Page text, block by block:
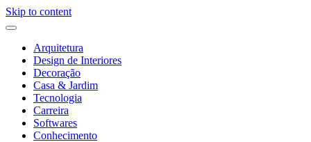
Skip to content
Arquitetura
Design de Interiores
Decoração
Casa & Jardim
Tecnologia
Carreira
Softwares
Conhecimento